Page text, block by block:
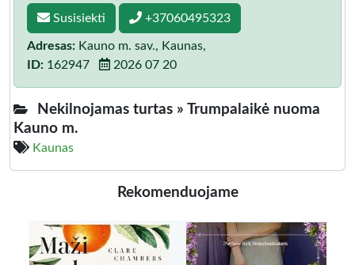
Susisiekti +37060495323
Adresas: Kauno m. sav., Kaunas,
ID: 162947 2026 07 20
Nekilnojamas turtas » Trumpalaikė nuoma
Kauno m.
Kaunas
Rekomenduojame